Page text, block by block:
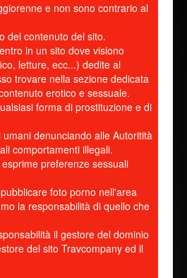
e non sono contrario al
del contenuto del sito.
in un sito dove visiono
letture, ecc...) dedite al
trovare nella sezione dedicata
erotico e sessuale.
forma di prostituzione e di
denunciando alle Autoritità
comportamenti illegali.
preferenze sessuali
foto porno nell'area
la responsabilità di quello che
il gestore del dominio
del sito Travcompany ed il